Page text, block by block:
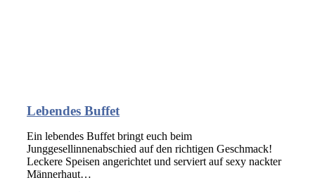
Lebendes Buffet
Ein lebendes Buffet bringt euch beim
Junggesellinnenabschied auf den richtigen Geschmack!
Leckere Speisen angerichtet und serviert auf sexy nackter
Männerhaut…